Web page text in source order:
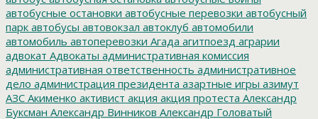
автобусные остановки автобусные перевозки автобусный
парк автобусы автовокзал автоклуб автомобили
автомобиль автоперевозки Агада агитпоезд аграрии
адвокат Адвокаты административная комиссия
административная ответственность административное
дело администрация президента азартные игры азимут
АЗС Акименко активист акция акция протеста Александр
Буксман Александр Винников Александр Головатый